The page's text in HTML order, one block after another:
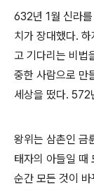
632년 1월 신라
치가 장대했다.
고 기다리는 비법
중한 사람으로 만
세상을 떴다. 572
왕위는 삼촌인 금
태자의 아들일 때
순간 모든 것이